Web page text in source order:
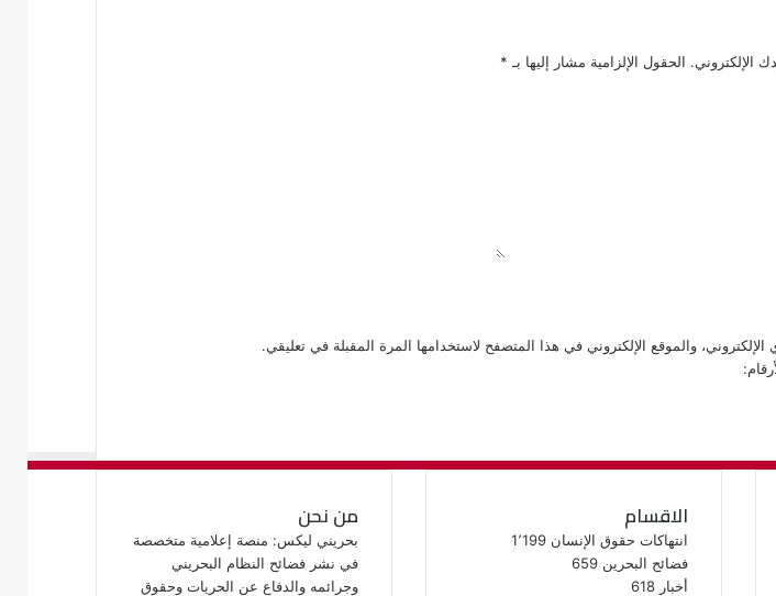
الإلكتروني. الحقول الإلزامية مشار إليها بـ *
والموقع الإلكتروني في هذا المتصفح لاستخدامها المرة المقبلة في تعليقي.
من نحن
بحريني ليكس: منصة إعلامية متخصصة
في نشر فضائح النظام البحريني
وجرائمه والدفاع عن الحريات وحقوق
الاقسام
انتهاكات حقوق الإنسان 1٬199
فضائح البحرين 659
أخبار 618